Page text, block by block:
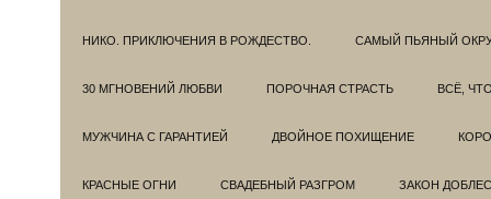
НИКО. ПРИКЛЮЧЕНИЯ В РОЖДЕСТВО. САМЫЙ ПЬЯНЫЙ
30 МГНОВЕНИЙ ЛЮБВИ ПОРОЧНАЯ СТРАСТЬ ВСЁ,
МУЖЧИНА С ГАРАНТИЕЙ ДВОЙНОЕ ПОХИЩЕНИЕ
КРАСНЫЕ ОГНИ СВАДЕБНЫЙ РАЗГРОМ ЗАКОН